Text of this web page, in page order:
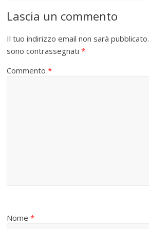
Lascia un commento
Il tuo indirizzo email non sarà pubblicato.
sono contrassegnati*
Commento*
Nome*